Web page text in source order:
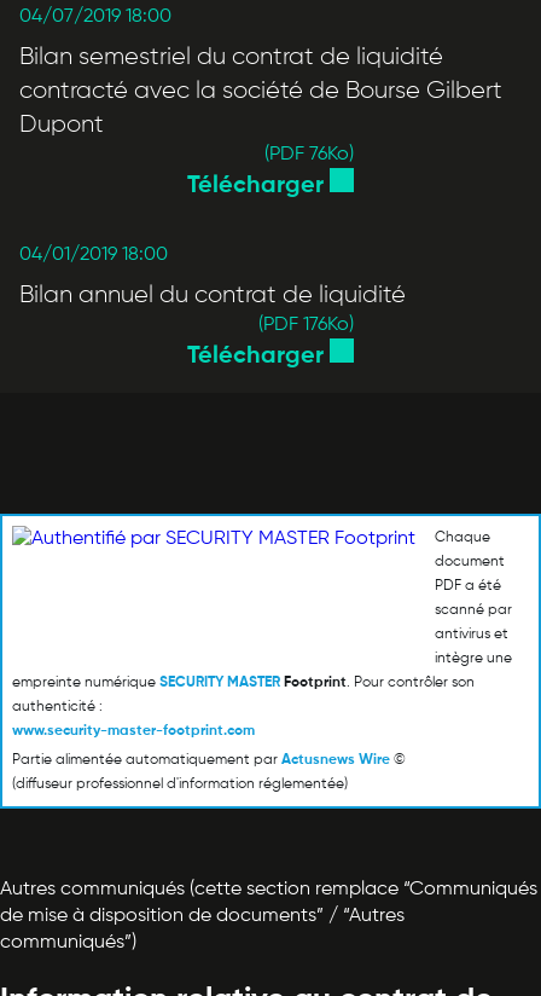
04/07/2019 18:00
Bilan semestriel du contrat de liquidité
contracté avec la société de Bourse Gilbert
Dupont
(PDF 76Ko)
Télécharger
04/01/2019 18:00
Bilan annuel du contrat de liquidité
(PDF 176Ko)
Télécharger
Chaque
document
PDF a été
scanné par
antivirus et
intègre une
empreinte numérique SECURITY MASTER Footprint. Pour contrôler son
authenticité :
www.security-master-footprint.com
Partie alimentée automatiquement par Actusnews Wire ©
(diffuseur professionnel d'information réglementée)
Autres communiqués (cette section remplace “Communiqués
de mise à disposition de documents” / “Autres
communiqués”)